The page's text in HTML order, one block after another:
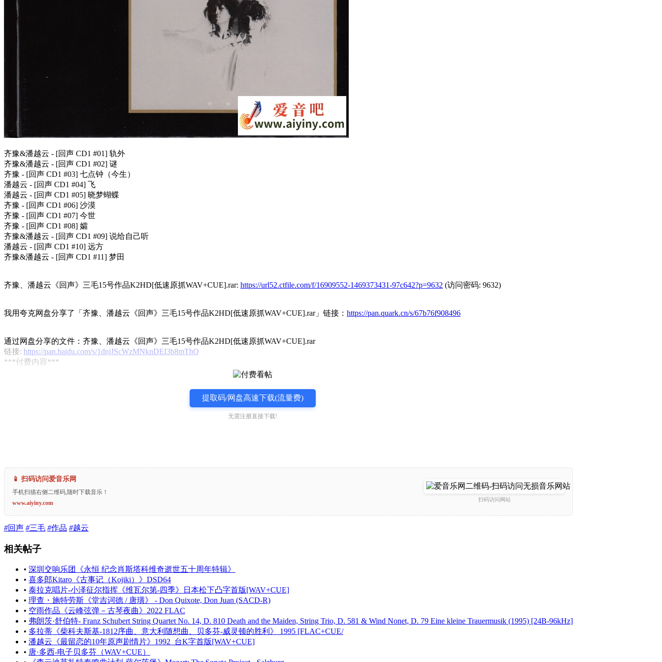
齐豫&潘越云 - [回声 CD1 #01] 轨外
齐豫&潘越云 - [回声 CD1 #02] 谜
齐豫 - [回声 CD1 #03] 七点钟（今生）
潘越云 - [回声 CD1 #04] 飞
潘越云 - [回声 CD1 #05] 晓梦蝴蝶
齐豫 - [回声 CD1 #06] 沙漠
齐豫 - [回声 CD1 #07] 今世
齐豫 - [回声 CD1 #08] 孀
齐豫&潘越云 - [回声 CD1 #09] 说给自己听
潘越云 - [回声 CD1 #10] 远方
齐豫&潘越云 - [回声 CD1 #11] 梦田
齐豫、潘越云《回声》三毛15号作品K2HD[低速原抓WAV+CUE].rar: https://url52.ctfile.com/f/16909552-1469373431-97c642?p=9632 (访问密码: 9632)
我用夸克网盘分享了「齐豫、潘越云《回声》三毛15号作品K2HD[低速原抓WAV+CUE].rar」链接： https://pan.quark.cn/s/67b76f908496
通过网盘分享的文件：齐豫、潘越云《回声》三毛15号作品K2HD[低速原抓WAV+CUE].rar
链接: https://pan.baidu.com/s/1dnjJScWzMNknDEI3b8mThQ
***付费内容***
提取码/网盘高速下载(流量费)
无需注册直接下载!
📱 扫码访问爱音乐网
手机扫描右侧二维码,随时下载音乐！
www.aiyiny.com
扫码访问网站
#回声 #三毛 #作品 #越云
相关帖子
• 深圳交响乐团《永恒 纪念肖斯塔科维奇逝世五十周年特辑》
• 喜多郎Kitaro《古事记（Kojiki）》DSD64
• 泰拉克唱片-小泽征尔指挥《维瓦尔第-四季》日本松下凸字首版[WAV+CUE]
• 理查・施特劳斯《堂吉诃德 / 唐璜》 - Don Quixote, Don Juan (SACD-R)
• 空雨作品《云峰弦弹－古琴夜曲》2022 FLAC
• 弗朗茨·舒伯特- Franz Schubert String Quartet No. 14, D. 810 Death and the Maiden, String Trio, D. 581 & Wind Nonet, D. 79 Eine kleine Trauermusik (1995) [24B-96kHz]
• 多拉蒂《柴科夫斯基-1812序曲、意大利随想曲、贝多芬-威灵顿的胜利》 1995 [FLAC+CUE/
• 潘越云《最留恋的10年原声剧情片》1992_台K字首版[WAV+CUE]
• 唐·多西-电子贝多芬（WAV+CUE）